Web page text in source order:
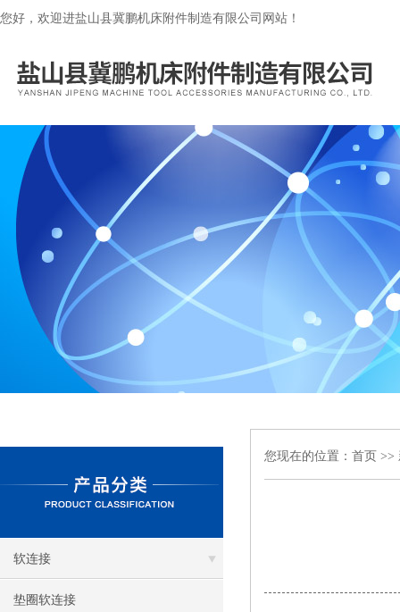
您好，欢迎进盐山县冀鹏机床附件制造有限公司网站！
软连接
垫圈软连接
您现在的位置： 首页 >>